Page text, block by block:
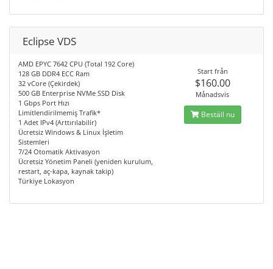
Eclipse VDS
AMD EPYC 7642 CPU (Total 192 Core)
128 GB DDR4 ECC Ram
32 vCore (Çekirdek)
500 GB Enterprise NVMe SSD Disk
1 Gbps Port Hızı
Limitlendirilmemiş Trafik*
1 Adet IPv4 (Arttırılabilir)
Ücretsiz Windows & Linux İşletim
Sistemleri
7/24 Otomatik Aktivasyon
Ücretsiz Yönetim Paneli (yeniden kurulum,
restart, aç-kapa, kaynak takip)
Türkiye Lokasyon
Start från
$160.00
Månadsvis
Beställ nu